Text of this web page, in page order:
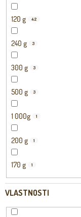
120 g 42
240 g 3
300 g 3
500 g 3
1 000g 1
200 g 1
170 g 1
VLASTNOSTI